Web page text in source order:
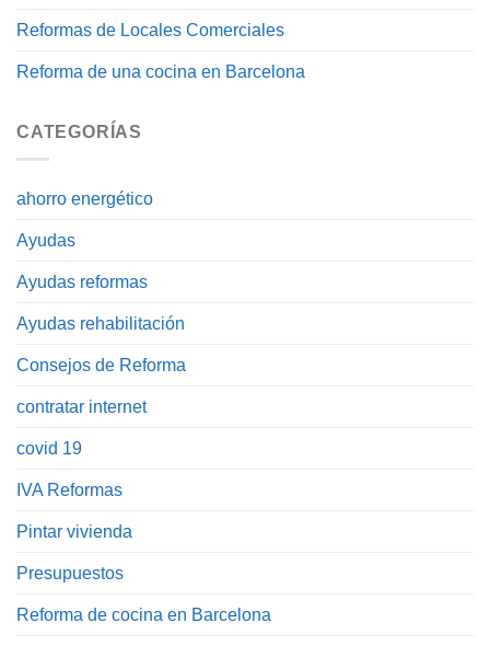
Reformas de Locales Comerciales
Reforma de una cocina en Barcelona
CATEGORÍAS
ahorro energético
Ayudas
Ayudas reformas
Ayudas rehabilitación
Consejos de Reforma
contratar internet
covid 19
IVA Reformas
Pintar vivienda
Presupuestos
Reforma de cocina en Barcelona